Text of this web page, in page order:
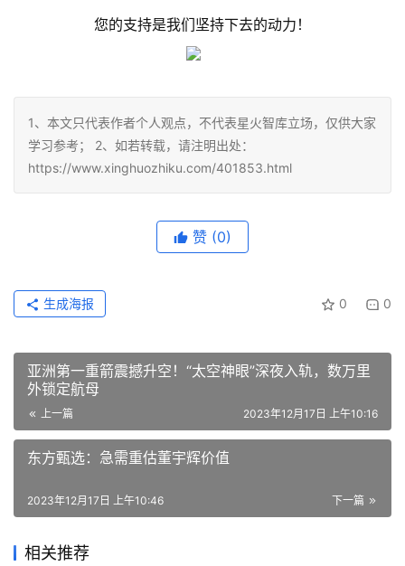
您的支持是我们坚持下去的动力！
1、本文只代表作者个人观点，不代表星火智库立场，仅供大家
学习参考； 2、如若转载，请注明出处：
https://www.xinghuozhiku.com/401853.html
赞 (0)
0 0
生成海报
亚洲第一重箭震撼升空！“太空神眼”深夜入轨，数万里
外锁定航母
上一篇 2023年12月17日 上午10:16
东方甄选：急需重估董宇辉价值
下一篇
2023年12月17日 上午10:46
相关推荐